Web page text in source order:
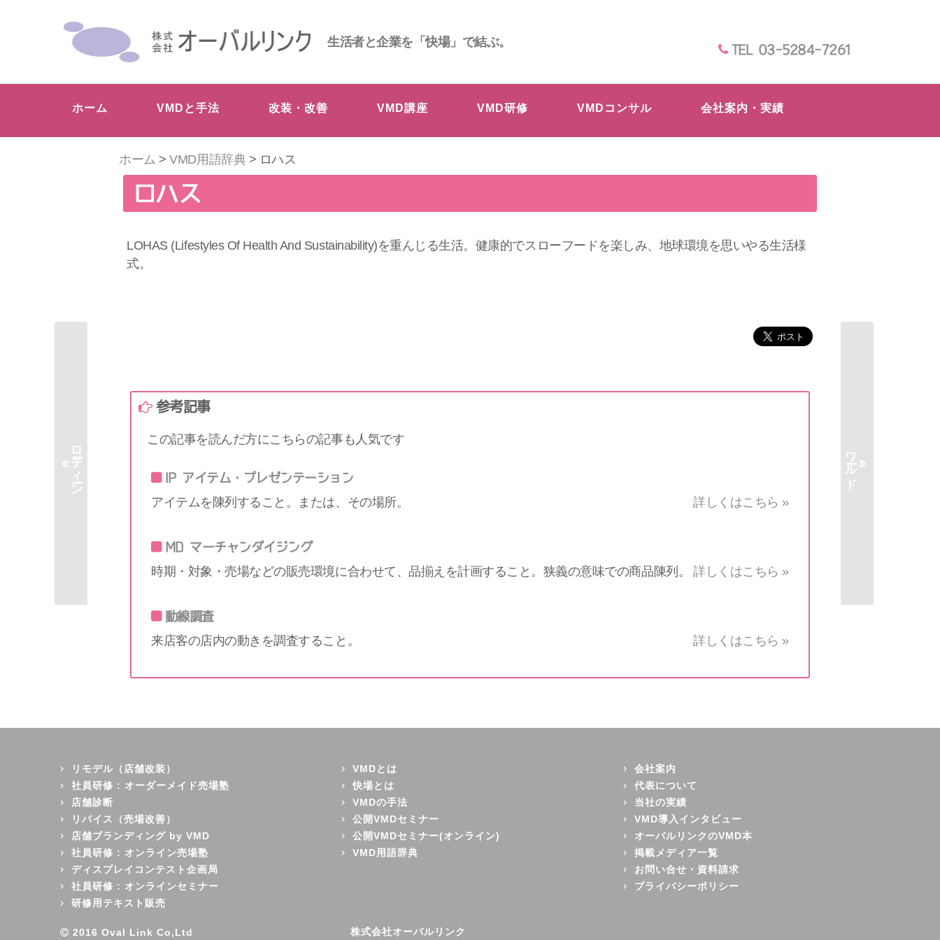
生活者と企業を「快場」で結ぶ。
TEL 03-5284-7261
ホーム VMDと手法 改装・改善 VMD講座 VMD研修 VMDコンサル 会社案内・実績
ホーム >VMD用語辞典 > ロハス
ローティーン
ロハス
LOHAS (Lifestyles Of Health And Sustainability)を重んじる生活。健康的でスローフードを楽しみ、地球環境を思いやる生活様
式。
参考記事
この記事を読んだ方にこちらの記事も人気です
IP アイテム・プレゼンテーション
アイテムを陳列すること。または、その場所。 詳しくはこちら »
MD マーチャンダイジング
時期・対象・売場などの販売環境に合わせて、品揃えを計画すること。狭義の意味での商品陳列。 詳しくはこちら »
動線調査
来店客の店内の動きを調査すること。 詳しくはこちら »
ワールド
会社案内
代表について
当社の実績
VMD導入インタビュー
オーバルリンクのVMD本
掲載メディア一覧
お問い合せ・資料請求
プライバシーポリシー
VMDとは
快場とは
VMDの手法
公開VMDセミナー
公開VMDセミナー(オンライン)
VMD用語辞典
リモデル（店舗改装）
社員研修 : オーダーメイド売場塾
店舗診断
リバイス（売場改善）
店舗ブランディング by VMD
社員研修 : オンライン売場塾
ディスプレイコンテスト企画局
社員研修 : オンラインセミナー
研修用テキスト販売
株式会社オーバルリンク
2016 Oval Link Co,Ltd